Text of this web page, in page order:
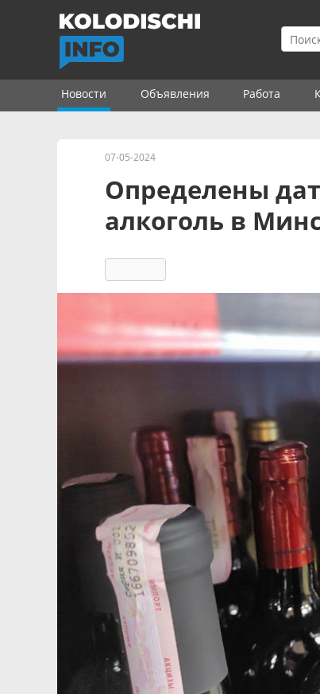
Новости Объявления Работа
07-05-2024
Определены
алкоголь в